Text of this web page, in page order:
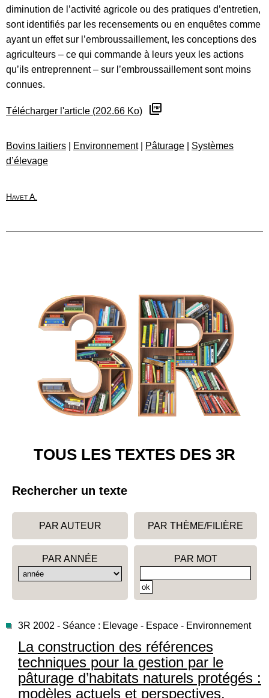
diminution de l’activité agricole ou des pratiques d’entretien,
sont identifiés par les recensements ou en enquêtes comme
ayant un effet sur l’embroussaillement, les conceptions des
agriculteurs – ce qui commande à leurs yeux les actions
qu’ils entreprennent – sur l’embroussaillement sont moins
connues.
Télécharger l'article (202.66 Ko)
Bovins laitiers Environnement| Pâturage
Systèmes
d’élevage
Havet A.
TOUS LES TEXTES DES 3R
Rechercher un texte
PAR AUTEUR PAR THÈME/FILIÈRE
PAR ANNÉE PAR MOT
3R 2002 - Séance : Elevage - Espace - Environnement
La construction des références
techniques pour la gestion par le
pâturage d’habitats naturels protégés :
modèles actuels et perspectives.